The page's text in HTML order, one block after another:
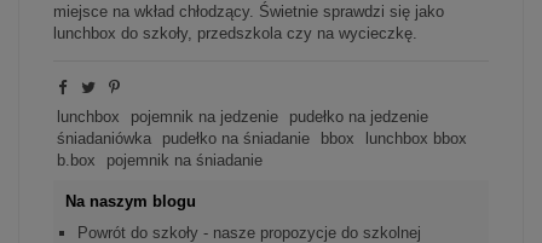
miejsce na wkład chłodzący. Świetnie sprawdzi się jako
lunchbox do szkoły, przedszkola czy na wycieczkę.
lunchbox pojemnik na jedzenie
pudełko na jedzenie
śniadaniówka
pudełko na śniadanie bbox
lunchbox bbox
b.box
pojemnik na śniadanie
Na naszym blogu
Powrót do szkoły - nasze propozycje do szkolnej